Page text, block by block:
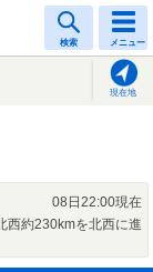
検索 メニュー
現在地
08日22:00現在
西約230kmを北西に進